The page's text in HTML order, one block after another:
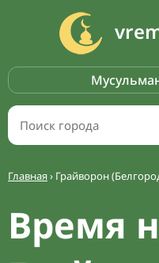
Главная› Грайворон
Время